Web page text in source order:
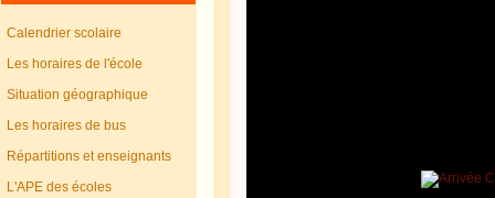
Calendrier scolaire
Les horaires de l'école
Situation géographique
Les horaires de bus
Répartitions et enseignants
L'APE des écoles